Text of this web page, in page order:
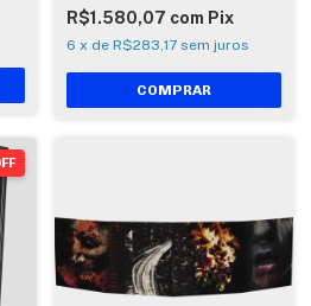
R$1.580,07 com Pix
6 x de R$283,17 sem juros